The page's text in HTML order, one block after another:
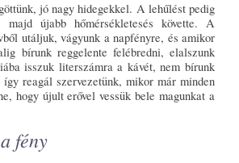
jó nagy hidegekkel. A lehűlést pedig
majd újabb hőmérsékletesés követte. A
utáljuk, vágyunk a napfényre, és amikor
bírunk reggelente felébredni, elalszunk
isszuk literszámra a kávét, nem bírunk
reagál szervezetünk, mikor már minden
hogy újult erővel vessük bele magunkat a
fény